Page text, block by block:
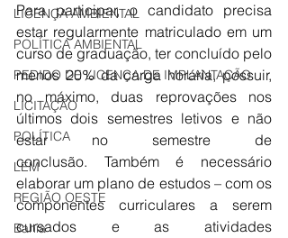
LICENÇA AMBIENTAL
POLÍTICA AMBIENTAL
PEDIDO DE LICENÇA DE IMPLANTAÇÃO
LICITAÇÃO
POLÍTICA
LEM
REGIÃO OESTE
Bahia
Para participar, o candidato precisa
estar regularmente matriculado em um
curso de graduação, ter concluído pelo
menos 20% da carga horária, possuir,
no máximo, duas reprovações nos
últimos dois semestres letivos e não
estar no semestre de
conclusão. Também é necessário
elaborar um plano de estudos – com os
componentes curriculares a serem
cursados e as atividades